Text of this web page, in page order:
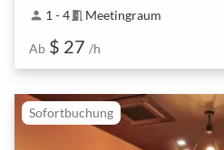
person 1 - 4meeting_room Meetingraum
Ab $ 27 /h
Sofortbuchung